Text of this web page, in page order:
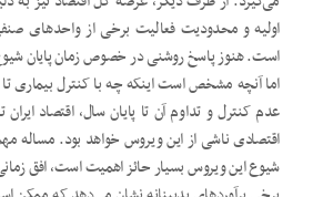
اولیه و محدودیت فعالیت برخی از واحدهای
است. هنوز پاسخ روشنی در خصوص زمان پایان
اما آنچه مشخص است اینکه چه با کنترل بیماری
اقتصادی ناشی از این ویروس خواهد بود. مساله
شیوع این ویروس بسیار حائز اهمیت است، افق